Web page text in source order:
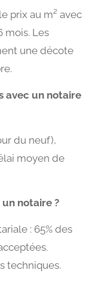
prix au m² avec
mois. Les
une décote
avec un notaire
du neuf),
moyen de
notaire ?
: 65% des
techniques.